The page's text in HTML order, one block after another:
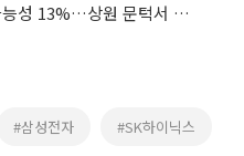
美 클래리티 법안 연내 통과 가능성 13%…상원 문턱서 제동
#삼성전자 #SK하이닉스